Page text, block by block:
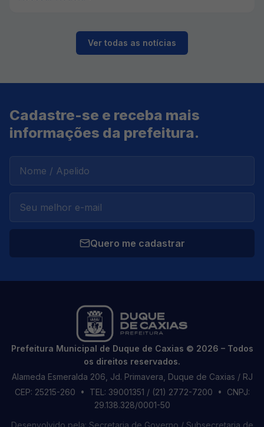
Ver todas as notícias
Cadastre-se e receba mais
informações da prefeitura.
Quero me cadastrar
Prefeitura Municipal de Duque de Caxias © 2026 – Todos
os direitos reservados.
Alameda Esmeralda 206, Jd. Primavera, Duque de Caxias / RJ
CEP: 25215-260 • TEL: 39001351 / (21) 2772-7200 • CNPJ:
29.138.328/0001-50
Desenvolvido pela: Secretaria de Governo / Subsecretaria de